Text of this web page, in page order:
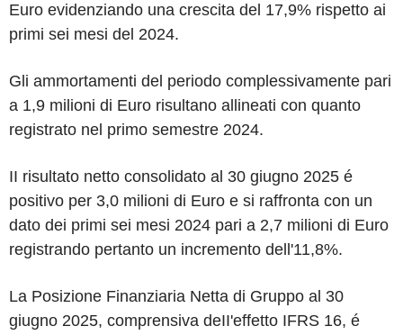
Euro evidenziando una crescita del 17,9% rispetto ai
primi sei mesi del 2024.
Gli ammortamenti del periodo complessivamente pari
a 1,9 milioni di Euro risultano allineati con quanto
registrato nel primo semestre 2024.
II risultato netto consolidato al 30 giugno 2025 é
positivo per 3,0 milioni di Euro e si raffronta con un
dato dei primi sei mesi 2024 pari a 2,7 milioni di Euro
registrando pertanto un incremento dell'11,8%.
La Posizione Finanziaria Netta di Gruppo al 30
giugno 2025, comprensiva deII'effetto IFRS 16, é